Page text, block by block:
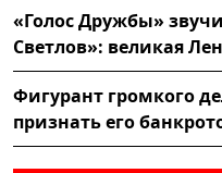
«Голос Дружбы»
Светлов»: великая
Фигурант громкого
признать его